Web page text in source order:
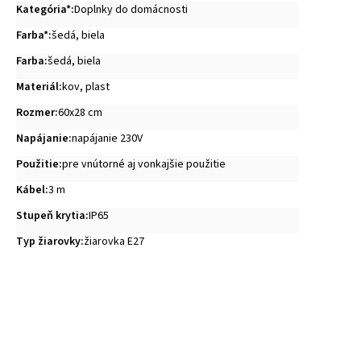
Kategória*:Doplnky do domácnosti
Farba*:šedá, biela
Farba:šedá, biela
Materiál:kov, plast
Rozmer:60x28 cm
Napájanie:napájanie 230V
Použitie:pre vnútorné aj vonkajšie použitie
Kábel:3 m
Stupeň krytia:IP65
Typ žiarovky:žiarovka E27